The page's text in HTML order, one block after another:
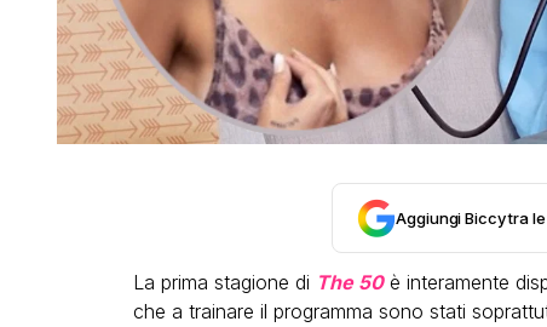
Aggiungi Biccy tra
La prima stagione di The 50è interamente
che a trainare il programma sono stati